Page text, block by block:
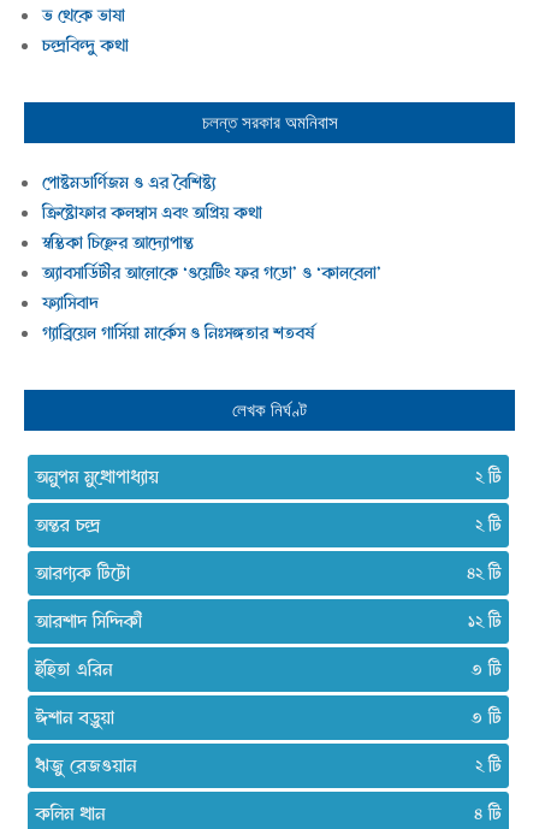
ভ থেকে ভাষা
চন্দ্রবিন্দু কথা
চলন্ত সরকারঅমনিবাস
পোষ্টমডার্ণিজম ও এর বৈশিষ্ট্য
ক্রিষ্টোফার কলম্বাস এবং অপ্রিয় কথা
স্বস্তিকা চিহ্নের আদ্যোপান্ত
অ্যাবসার্ডিটীর আলোকে ‘ওয়েটিং ফর গডো’ ও ‘কালবেলা’
ফ্যাসিবাদ
গ্যাব্রিয়েল গার্সিয়া মার্কেস ও নিঃসঙ্গতার শতবর্ষ
লেখক নির্ঘণ্ট
অনুপম মুখোপাধ্যায়
২
অন্তর চন্দ্র
২
আরণ্যক টিটো
৪২
আরশাদ সিদ্দিকী
১২
ইহিতা এরিন
৩
ঈশান বড়ুয়া
৩
ঋজু রেজওয়ান
২
কলিম খান
৪